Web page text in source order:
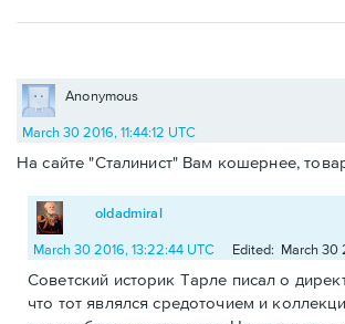
Anonymous
March 30 2016, 11:44:12 UTC
На сайте "Сталинист" Вам кошернее,
oldadmiral
March 30 2016, 13:22:44 UTC Edited: March 30
Советский историк Тарле писал о
что тот являлся средоточием и